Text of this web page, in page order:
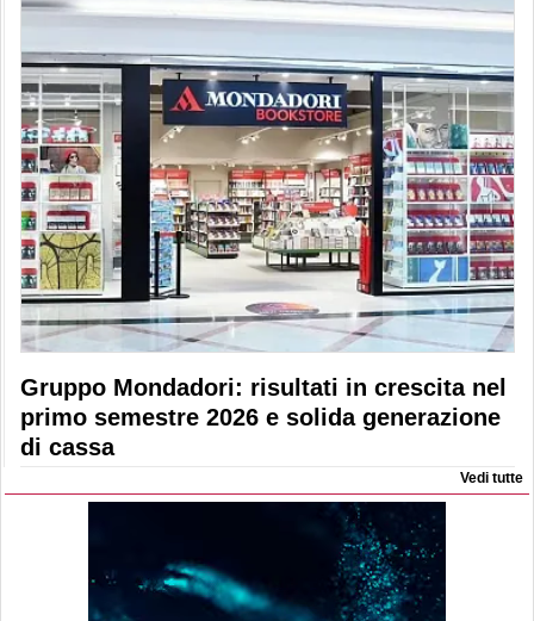
Gruppo Mondadori: risultati in crescita nel
primo semestre 2026 e solida generazione
di cassa
Vedi tutte